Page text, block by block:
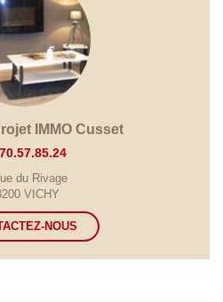
IMMO Cusset
du Rivage
VICHY
NOUS